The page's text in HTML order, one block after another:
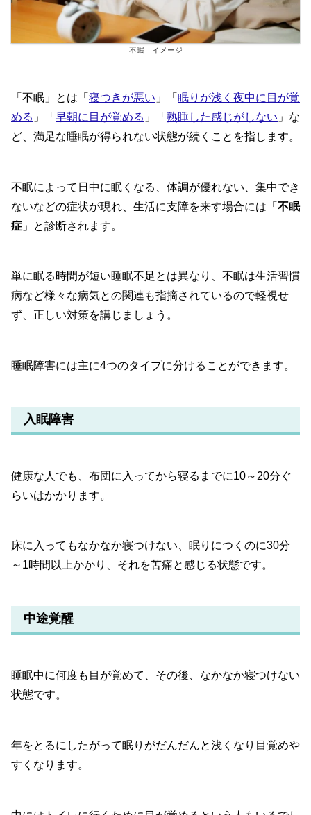
不眠 イメージ
「不眠」とは「 寝つきが悪い 」「 眠りが浅く夜中に目が覚
める 」「 早朝に目が覚める 」「 熟睡した感じがしない 」な
ど、満足な睡眠が得られない状態が続くことを指します。
不眠によって日中に眠くなる、体調が優れない、集中でき
ないなどの症状が現れ、生活に支障を来す場合には「 不眠
症 」と診断されます。
単に眠る時間が短い睡眠不足とは異なり、不眠は生活習慣
病など様々な病気との関連も指摘されているので軽視せ
ず、正しい対策を講じましょう。
睡眠障害には主に4つのタイプに分けることができます。
入眠障害
健康な人でも、布団に入ってから寝るまでに10～20分ぐ
らいはかかります。
床に入ってもなかなか寝つけない、眠りにつくのに30分
～1時間以上かかり、それを苦痛と感じる状態です。
中途覚醒
睡眠中に何度も目が覚めて、その後、なかなか寝つけない
状態です。
年をとるにしたがって眠りがだんだんと浅くなり目覚めや
すくなります。